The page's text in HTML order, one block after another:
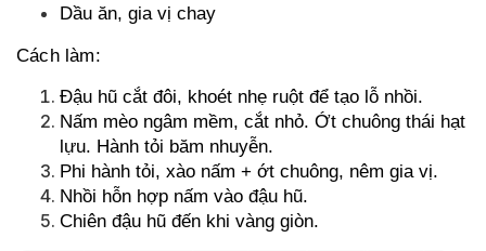
Dầu ăn, gia vị chay
Cách làm:
Đậu hũ cắt đôi, khoét nhẹ ruột để tạo lỗ nhồi.
Nấm mèo ngâm mềm, cắt nhỏ. Ớt chuông thái hạt
lựu. Hành tỏi băm nhuyễn.
Phi hành tỏi, xào nấm + ớt chuông, nêm gia vị.
Nhồi hỗn hợp nấm vào đậu hũ.
Chiên đậu hũ đến khi vàng giòn.